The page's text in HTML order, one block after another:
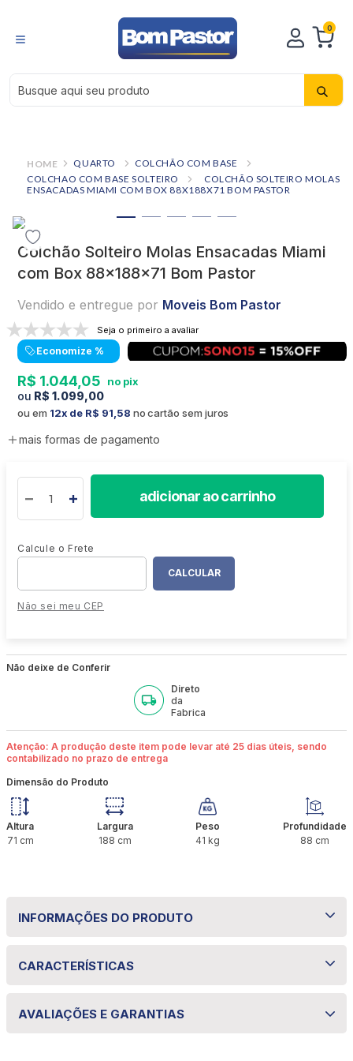
0
Busque aqui seu produto
QUARTO
COLCHÃO COM BASE
COLCHAO COM BASE SOLTEIRO
COLCHÃO SOLTEIRO MOLAS
ENSACADAS MIAMI COM BOX 88X188X71 BOM PASTOR
Colchão Solteiro Molas Ensacadas Miami
com Box 88x188x71 Bom Pastor
Vendido e entregue por Moveis Bom Pastor
Seja o primeiro a avaliar
Economize %
R$ 1.044 05
R$ 1.099,00
ou em 12 R$ 91 58 no cartão sem juros
mais formas de pagamento
adicionar ao carrinho
Não sei meu CEP
Não deixe de Conferir
Direto
da
Fabrica
Atenção: A produção deste item pode levar até 25 dias úteis, sendo
contabilizado no prazo de entrega
Dimensão do Produto
Altura
71 cm
Largura
188 cm
Peso
41 kg
Profundidade
88 cm
INFORMAÇÕES DO PRODUTO
Colchão Solteiro Molas Ensacadas Miami
Durma com conforto e qualidade superior com o
CARACTERÍSTICAS
AVALIAÇÕES E GARANTIAS